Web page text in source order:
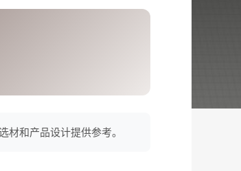
材和产品设计提供参考。